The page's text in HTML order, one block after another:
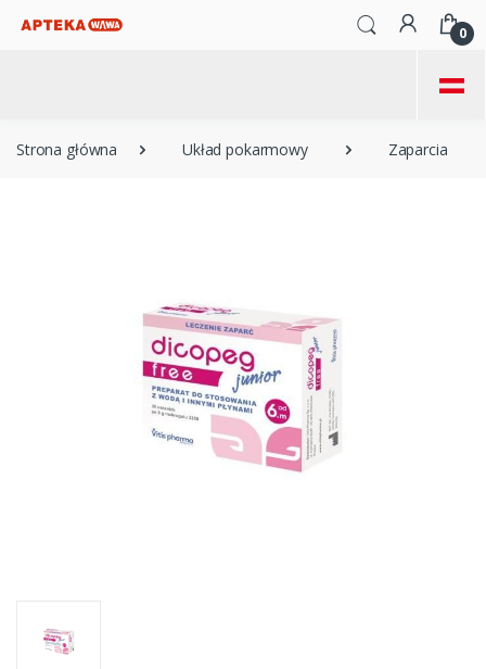
0
=
Strona główna Układ pokarmowy Zaparcia